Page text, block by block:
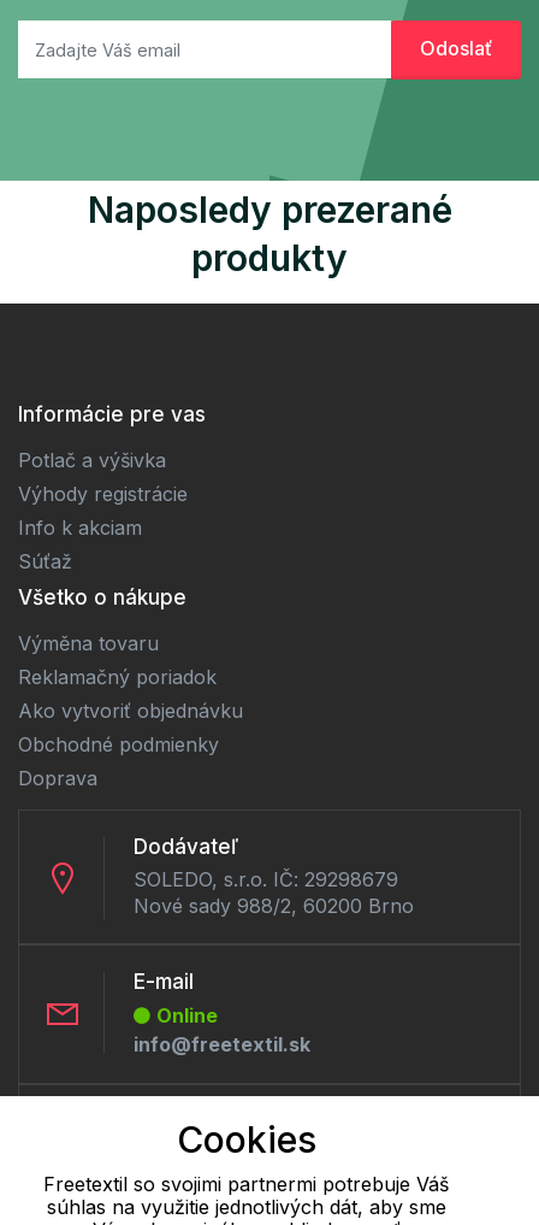
Naposledy prezerané
produkty
Informácie pre vas
Potlač a výšivka
Výhody registrácie
Info k akciam
Súťaž
Všetko o nákupe
Výměna tovaru
Reklamačný poriadok
Ako vytvoriť objednávku
Obchodné podmienky
Doprava
Dodávateľ
SOLEDO, s.r.o. IČ: 29298679
Nové sady 988/2, 60200 Brno
E-mail
Online
info@freetextil.sk
Telefón:
Offline
+421 277 270 056
Cookies
Freetextil so svojimi partnermi potrebuje Váš
súhlas na využitie jednotlivých dát, aby sme